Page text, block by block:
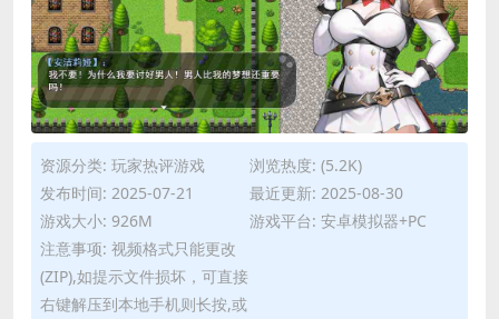
资源分类: 玩家热评游戏
浏览热度: (5.2K)
发布时间: 2025-07-21
最近更新: 2025-08-30
游戏大小: 926M
游戏平台: 安卓模拟器+PC
注意事项: 视频格式只能更改
(ZIP),如提示文件损坏，可直接
右键解压到本地手机则长按,或